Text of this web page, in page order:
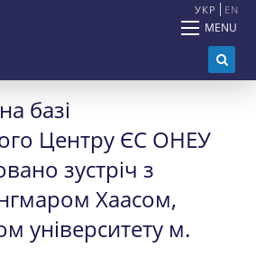
УКР EN
MENU
базі
Центру ЄС ОНЕУ
зустріч з
Хаасом,
університету м.